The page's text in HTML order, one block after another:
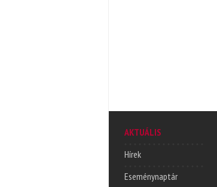
AKTUÁLIS
Hírek
Eseménynaptár